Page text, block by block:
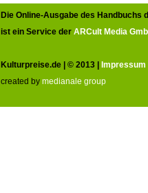
Die Online-Ausgabe des Handbuchs
ist ein Service der ARCult Media
Kulturpreise.de | © 2013 | Impressum
created by medianale group